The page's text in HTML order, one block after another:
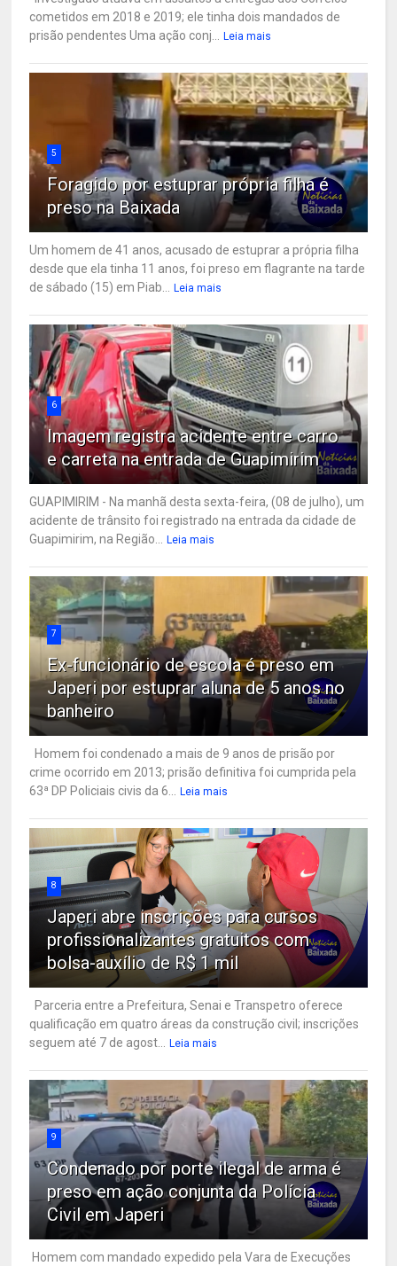
cometidos em 2018 e 2019; ele tinha dois mandados de
prisão pendentes Uma ação conj... Leia mais
5
Foragido por estuprar própria filha é
preso na Baixada
Um homem de 41 anos, acusado de estuprar a própria filha
desde que ela tinha 11 anos, foi preso em flagrante na tarde
de sábado (15) em Piab... Leia mais
6
Imagem registra acidente entre carro
e carreta na entrada de Guapimirim
GUAPIMIRIM - Na manhã desta sexta-feira, (08 de julho), um
acidente de trânsito foi registrado na entrada da cidade de
Guapimirim, na Região... Leia mais
7
Ex-funcionário de escola é preso em
Japeri por estuprar aluna de 5 anos no
banheiro
Homem foi condenado a mais de 9 anos de prisão por
crime ocorrido em 2013; prisão definitiva foi cumprida pela
63ª DP Policiais civis da 6... Leia mais
8
Japeri abre inscrições para cursos
profissionalizantes gratuitos com
bolsa-auxílio de R$ 1 mil
Parceria entre a Prefeitura, Senai e Transpetro oferece
qualificação em quatro áreas da construção civil; inscrições
seguem até 7 de agost... Leia mais
9
Condenado por porte ilegal de arma é
preso em ação conjunta da Polícia
Civil em Japeri
Homem com mandado expedido pela Vara de Execuções